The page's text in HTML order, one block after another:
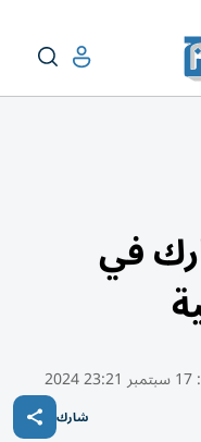
في
17 سبتمبر 23:21 2024
شارك